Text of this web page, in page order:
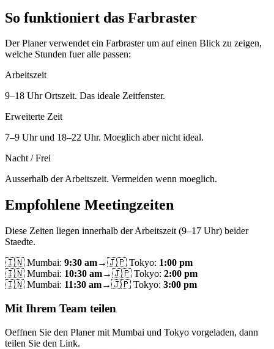
So funktioniert das Farbraster
Der Planer verwendet ein Farbraster um auf einen Blick zu zeigen,
welche Stunden fuer alle passen:
Arbeitszeit
9–18 Uhr Ortszeit. Das ideale Zeitfenster.
Erweiterte Zeit
7–9 Uhr und 18–22 Uhr. Moeglich aber nicht ideal.
Nacht / Frei
Ausserhalb der Arbeitszeit. Vermeiden wenn moeglich.
Empfohlene Meetingzeiten
Diese Zeiten liegen innerhalb der Arbeitszeit (9–17 Uhr) beider
Staedte.
🇮🇳 Mumbai: 9:30 am→🇯🇵 Tokyo: 1:00 pm
🇮🇳 Mumbai: 10:30 am→🇯🇵 Tokyo: 2:00 pm
🇮🇳 Mumbai: 11:30 am→🇯🇵 Tokyo: 3:00 pm
Mit Ihrem Team teilen
Oeffnen Sie den Planer mit Mumbai und Tokyo vorgeladen, dann
teilen Sie den Link.